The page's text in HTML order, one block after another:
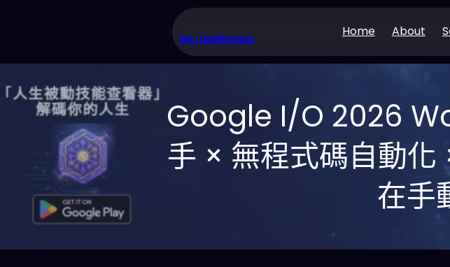
主
要
siuleeboss Home About
Google I/O 2026
手 × 無程式碼自動
在手